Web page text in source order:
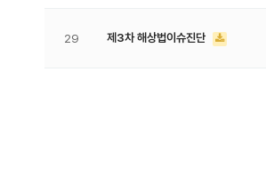
29 제3차 해상법이슈진단